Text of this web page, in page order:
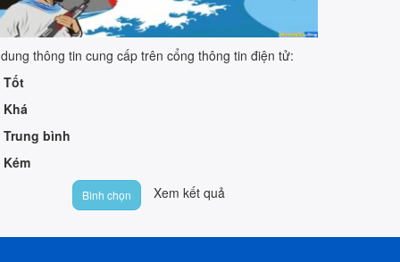
thông tin cung cấp trên cổng thông tin điện tử:
Tốt
Khá
Trung bình
Kém
Bình chọn Xem kết quả